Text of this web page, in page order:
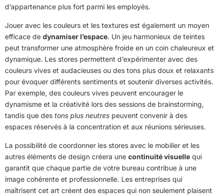
d’appartenance plus fort parmi les employés.
Jouer avec les couleurs et les textures est également un moyen
efficace de dynamiser l’espace. Un jeu harmonieux de teintes
peut transformer une atmosphère froide en un coin chaleureux et
dynamique. Les stores permettent d’expérimenter avec des
couleurs vives et audacieuses ou des tons plus doux et relaxants
pour évoquer différents sentiments et soutenir diverses activités.
Par exemple, des couleurs vives peuvent encourager le
dynamisme et la créativité lors des sessions de brainstorming,
tandis que des tons plus neutres peuvent convenir à des
espaces réservés à la concentration et aux réunions sérieuses.
La possibilité de coordonner les stores avec le mobilier et les
autres éléments de design créera une continuité visuelle qui
garantit que chaque partie de votre bureau contribue à une
image cohérente et professionnelle. Les entreprises qui
maîtrisent cet art créent des espaces qui non seulement plaisent